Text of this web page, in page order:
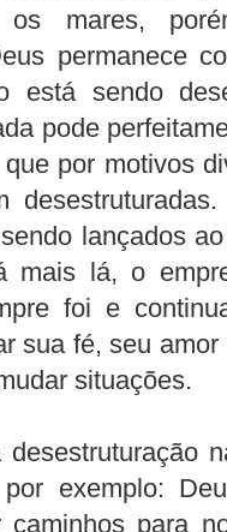
os mares,
permanece
está sendo
pode
por motivos
lançados
mais lá, o
foi e
sua fé, seu
situações.
desestruturação
exemplo:
para